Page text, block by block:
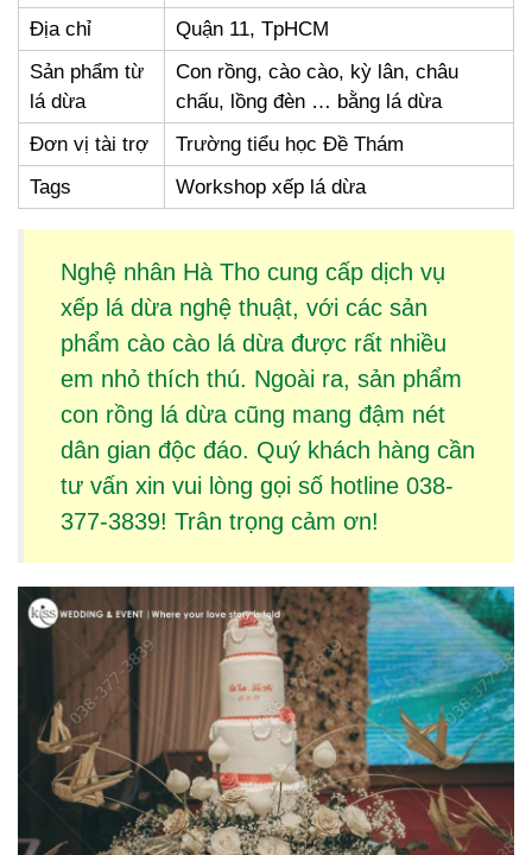
Địa chỉ
Quận 11, TpHCM
Sản phẩm từ
lá dừa
Con rồng, cào cào, kỳ lân, châu
chấu, lồng đèn … bằng lá dừa
Đơn vị tài trợ
Trường tiểu học Đề Thám
Tags
Workshop xếp lá dừa
Nghệ nhân Hà Tho cung cấp dịch vụ
xếp lá dừanghệ thuật, với các sản
phẩm cào cào lá dừađược rất nhiều
em nhỏ thích thú. Ngoài ra, sản phẩm
con rồng lá dừacũng mang đậm nét
dân gian độc đáo. Quý khách hàng cần
tư vấn xin vui lòng gọi số hotline 038-
377-3839! Trân trọng cảm ơn!